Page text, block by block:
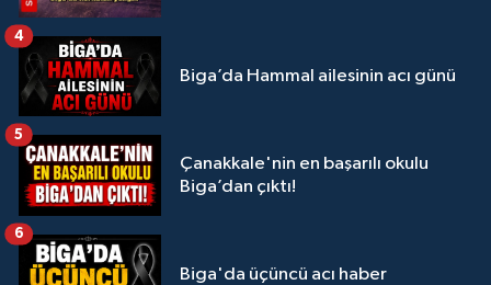
Biga’da Hammal ailesinin acı günü
4
Çanakkale'nin en başarılı okulu
Biga’dan çıktı!
5
Biga'da üçüncü acı haber
6